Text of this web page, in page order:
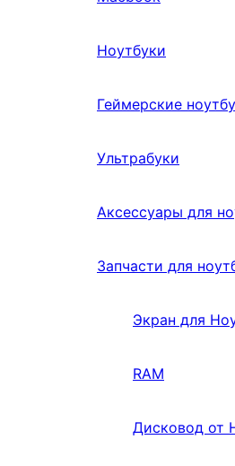
Ноутбуки
Геймерские
Ультрабуки
Аксессуары для
Запчасти для
Экран для
RAM
Дисковод от